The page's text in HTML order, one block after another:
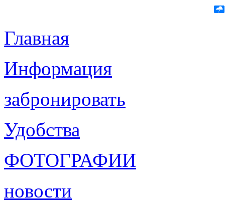
Главная
Информация
забронировать
Удобства
ФОТОГРАФИИ
новости